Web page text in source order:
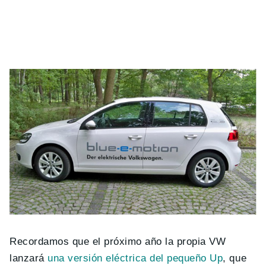
Recordamos que el próximo año la propia VW
lanzará una versión eléctrica del pequeño Up, que